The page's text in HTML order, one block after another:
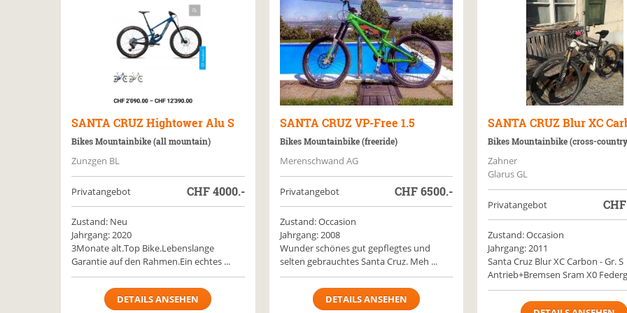
SANTA CRUZHightower Alu S
Bikes Mountainbike (all mountain)
Zunzgen BL
Privatangebot CHF4000.-
Zustand: Neu
Jahrgang: 2020
3Monate alt.Top Bike.Lebenslange
Garantie auf den Rahmen.Ein echtes ...
DETAILS ANSEHEN
SANTA CRUZ VP-Free 1.5
Bikes Mountainbike (freeride)
Merenschwand AG
Privatangebot CHF6500.-
Zustand: Occasion
Jahrgang: 2008
Wunder schönes gut gepflegtes und
selten gebrauchtes Santa Cruz. Meh ...
DETAILS ANSEHEN
SANTA CRUZBlur XC
Bikes Mountainbike (cross-
Zahner
Glarus GL
Privatangebot CHF
Zustand: Occasion
Jahrgang: 2011
Santa Cruz Blur XC Carbon - Gr. S
Antrieb+Bremsen Sram X0